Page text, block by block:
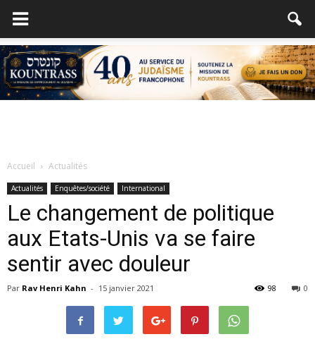
Accueil Actualités
Actualités Enquêtes/société International
Le changement de politique
aux Etats-Unis va se faire
sentir avec douleur
Par Rav Henri Kahn - 15 janvier 2021 0
98